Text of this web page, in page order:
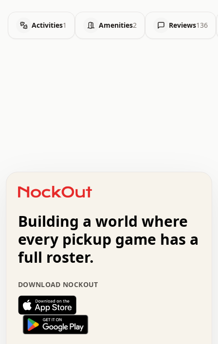
Activities1 Amenities2 Reviews136
+   .   .   .   .   .   .   .   .   .   +   .   .
.   .   .   .   .   .   .   .   .   .   .   :   .
.   .   .   .   +   .   .   .   .   .   .   .   +
.   :   .   .   .   .   .   .   .   .   o   .   .
.   .   x   .   .   .   .   .   .   :   .   .   o
.   .   .   .   :   .   .   .   .   o   .   .   .
.   .   .   .   .   .   .   :   .   .   .   .   .
.   .   .   .   .   .   .   +   .   .   x   .   .
.   .   .   .   .   :   +   .   .   .   .   .   o
.   .   .   .   .   .   .   .   .   .   .   .   .
.   .   :   o   .   .   .   .   .   .   .   +   .
.   o   .   .   .   .   x   .   .   .   .   .   .
Building a world where
every pickup game has a
full roster.
DOWNLOAD NOCKOUT